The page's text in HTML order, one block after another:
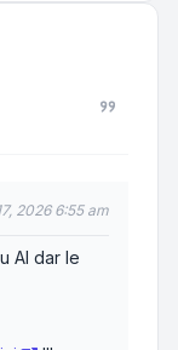
2026 6:55 am
AI dar le